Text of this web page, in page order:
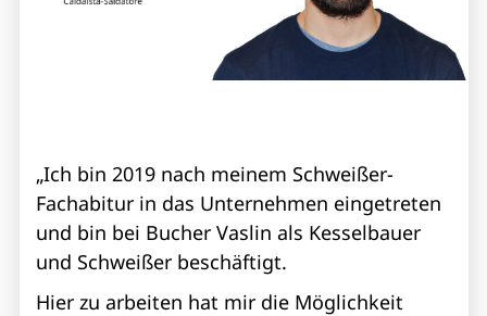
„Ich bin 2019 nach meinem Schweißer-
Fachabitur in das Unternehmen eingetreten
und bin bei Bucher Vaslin als Kesselbauer
und Schweißer beschäftigt.
Hier zu arbeiten hat mir die Möglichkeit